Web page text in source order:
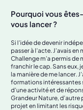
Pourquoi vous
vous lancer ?
Si l’idée de devenir
passer à l’acte. J’avais
Challenge m’a permis de
franchir le cap. Sans eux,
la manière de me lancer.
formations intéressantes
d’une activité et de
Grandeur Nature, d’autre
projet en limitant les